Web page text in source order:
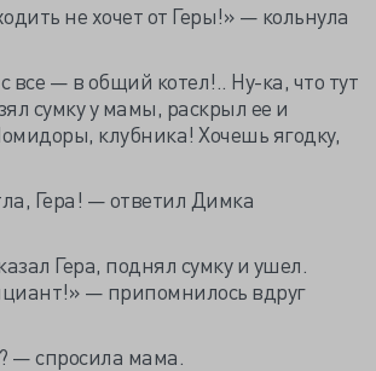
не хочет от Геры!» — кольнула
все — в общий котел!.. Ну-ка, что тут
сумку у мамы, раскрыл ее и
клубника! Хочешь ягодку,
Гера! — ответил Димка
Гера, поднял сумку и ушел.
— припомнилось вдруг
— спросила мама.